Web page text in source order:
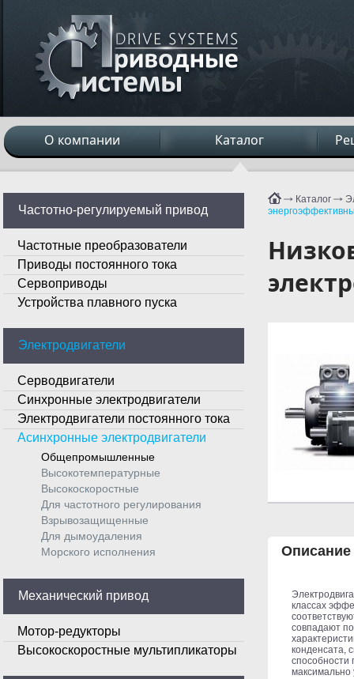
О компании Каталог
Каталог
Описание
классах
совпадают
конденсата,
способности
максимально
Частотно-регулируемый привод
Частотные преобразователи
Приводы постоянного тока
Сервоприводы
Устройства плавного пуска
Электродвигатели
Серводвигатели
Синхронные электродвигатели
Электродвигатели постоянного тока
Асинхронные электродвигатели
Общепромышленные
Высокотемпературные
Высокоскоростные
Для частотного регулирования
Взрывозащищенные
Для дымоудаления
Морского исполнения
Механический привод
Мотор-редукторы
Высокоскоростные мультипликаторы